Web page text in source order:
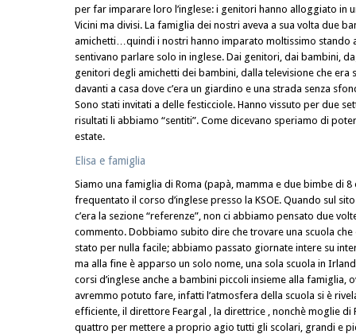
per far imparare loro l’inglese: i genitori hanno alloggiato in
Vicini ma divisi. La famiglia dei nostri aveva a sua volta due
amichetti…quindi i nostri hanno imparato moltissimo stando
sentivano parlare solo in inglese. Dai genitori, dai bambini,
genitori degli amichetti dei bambini, dalla televisione che era
davanti a casa dove c’era un giardino e una strada senza
Sono stati invitati a delle festicciole. Hanno vissuto per due
risultati li abbiamo “sentiti”. Come dicevano speriamo di
estate.
Elisa e famiglia
Siamo una famiglia di Roma (papà, mamma e due bimbe di 8
frequentato il corso d’inglese presso la KSOE. Quando sul
c’era la sezione “referenze”, non ci abbiamo pensato due
commento. Dobbiamo subito dire che trovare una scuola che
stato per nulla facile; abbiamo passato giornate intere su
ma alla fine è apparso un solo nome, una sola scuola in
corsi d’inglese anche a bambini piccoli insieme alla famiglia,
avremmo potuto fare, infatti l’atmosfera della scuola si è
efficiente, il direttore Feargal , la direttrice , nonchè moglie di
quattro per mettere a proprio agio tutti gli scolari, grandi e